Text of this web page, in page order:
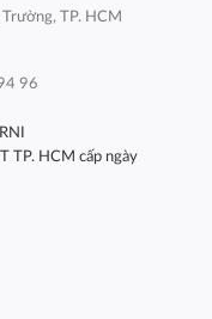
TP. HCM
96
HCM cấp ngày